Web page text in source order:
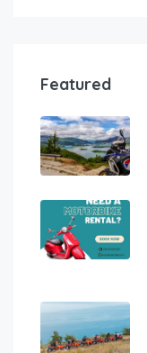
Featured